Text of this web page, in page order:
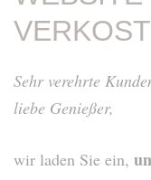
Sehr verehrte
liebe Genießer,
wir laden Sie ein,